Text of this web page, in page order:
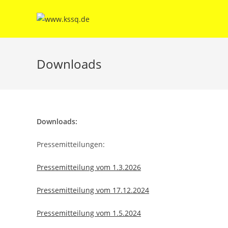
Downloads
Downloads:
Pressemitteilungen:
Pressemitteilung vom 1.3.2026
Pressemitteilung vom 17.12.2024
Pressemitteilung vom 1.5.2024